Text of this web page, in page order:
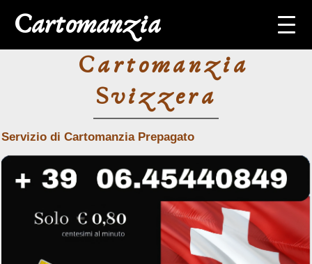
Cartomanzia
Svizzera
Cartomanzia
Germania
Cartomanzia
Cartomanzia
Svizzera
Servizio di Cartomanzia Prepagato